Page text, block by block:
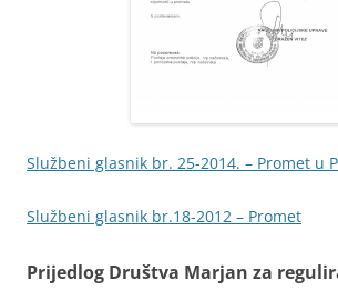
Službeni glasnik br. 25-2014. – Promet u
Službeni glasnik br.18-2012 – Promet
Prijedlog Društva Marjan za